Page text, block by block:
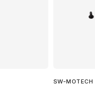
SW-MOTECH